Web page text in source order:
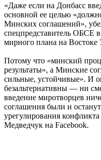
«Даже если на Донбасс
основной ее целью
Минских соглашений»,
спецпредставитель ОБСЕ
мирного плана на Востоке
Потому что «минский
результаты», а Минские
сильные, устойчивые». И
безальтернативны ― ни
введение миротворцев
соглашения были и
урегулирования
Медведчук на Facebook.